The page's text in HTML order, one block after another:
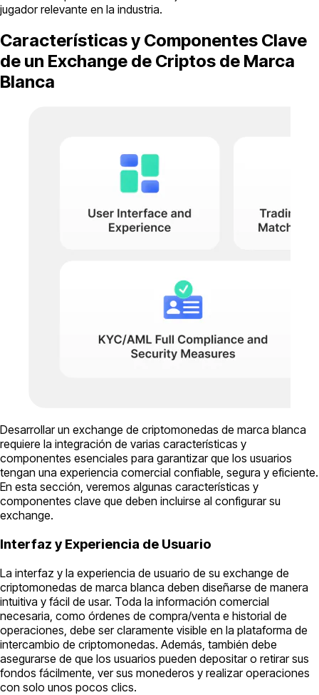
jugador relevante en la industria.
Características y Componentes Clave
de un Exchange de Criptos de Marca
Blanca
Desarrollar un exchange de criptomonedas de marca blanca
requiere la integración de varias características y
componentes esenciales para garantizar que los usuarios
tengan una experiencia comercial confiable, segura y eficiente.
En esta sección, veremos algunas características y
componentes clave que deben incluirse al configurar su
exchange.
Interfaz y Experiencia de Usuario
La interfaz y la experiencia de usuario de su exchange de
criptomonedas de marca blanca deben diseñarse de manera
intuitiva y fácil de usar. Toda la información comercial
necesaria, como órdenes de compra/venta e historial de
operaciones, debe ser claramente visible en la plataforma de
intercambio de criptomonedas. Además, también debe
asegurarse de que los usuarios pueden depositar o retirar sus
fondos fácilmente, ver sus monederos y realizar operaciones
con solo unos pocos clics.